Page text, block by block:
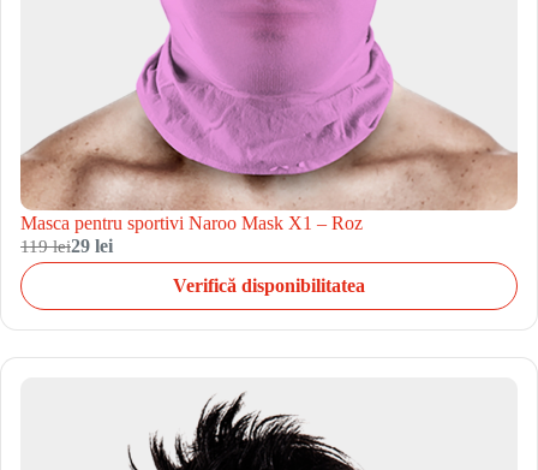
Masca pentru sportivi Naroo Mask X1 – Roz
119 lei29 lei
Verifică disponibilitatea